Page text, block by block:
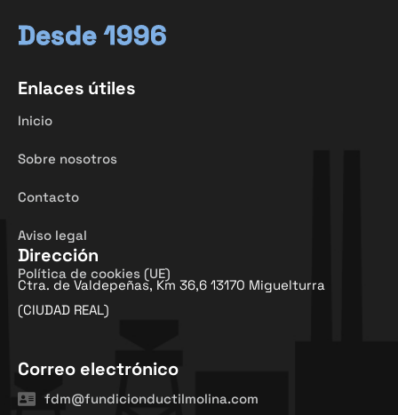
Desde 1996
Enlaces útiles
Inicio
Sobre nosotros
Contacto
Aviso legal
Política de cookies (UE)
Dirección
Ctra. de Valdepeñas, Km 36,6 13170 Miguelturra
(CIUDAD REAL)
Correo electrónico
fdm@fundicionductilmolina.com